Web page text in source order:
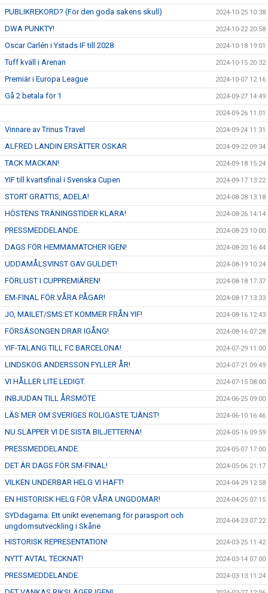
PUBLIKREKORD? (För den goda sakens skull) 2024-10-25 10:38
DWA PUNKTY! 2024-10-22 20:58
Oscar Carlén i Ystads IF till 2028 2024-10-18 19:01
Tuff kväll i Arenan 2024-10-15 20:32
Premiär i Europa League 2024-10-07 12:16
Gå 2 betala för 1 2024-09-27 14:49
2024-09-26 11:01
Vinnare av Trinus Travel 2024-09-24 11:31
ALFRED LANDIN ERSÄTTER OSKAR 2024-09-22 09:34
TACK MACKAN! 2024-09-18 15:24
YIF till kvartsfinal i Svenska Cupen 2024-09-17 13:22
STORT GRATTIS, ADELA! 2024-08-28 13:18
HÖSTENS TRÄNINGSTIDER KLARA! 2024-08-26 14:14
PRESSMEDDELANDE. 2024-08-23 10:00
DAGS FÖR HEMMAMATCHER IGEN! 2024-08-20 16:44
UDDAMÅLSVINST GAV GULDET! 2024-08-19 10:24
FÖRLUST I CUPPREMIÄREN! 2024-08-18 17:37
EM-FINAL FÖR VÅRA PÅGAR! 2024-08-17 13:33
JO, MAILET/SMS:ET KOMMER FRÅN YIF! 2024-08-16 12:43
FÖRSÄSONGEN DRAR IGÅNG! 2024-08-16 07:28
YIF-TALANG TILL FC BARCELONA! 2024-07-29 11:00
LINDSKOG ANDERSSON FYLLER ÅR! 2024-07-21 09:49
VI HÅLLER LITE LEDIGT. 2024-07-15 08:00
INBJUDAN TILL ÅRSMÖTE 2024-06-25 09:00
LÄS MER OM SVERIGES ROLIGASTE TJÄNST! 2024-06-10 16:46
NU SLÄPPER VI DE SISTA BILJETTERNA! 2024-05-16 09:59
PRESSMEDDELANDE. 2024-05-07 17:00
DET ÄR DAGS FÖR SM-FINAL! 2024-05-06 21:17
VILKEN UNDERBAR HELG VI HAFT! 2024-04-29 12:58
EN HISTORISK HELG FÖR VÅRA UNGDOMAR! 2024-04-25 07:15
SYDdagarna: Ett unikt evenemang för parasport och
ungdomsutveckling i Skåne
2024-04-23 07:22
HISTORISK REPRESENTATION! 2024-03-25 11:42
NYTT AVTAL TECKNAT! 2024-03-14 07:00
PRESSMEDDELANDE. 2024-03-13 11:24